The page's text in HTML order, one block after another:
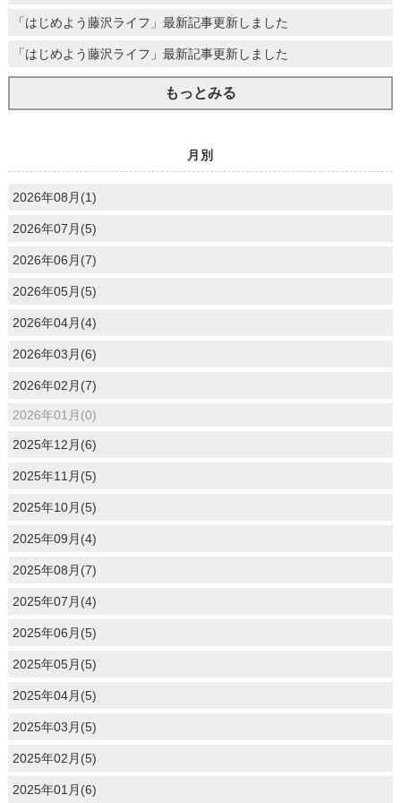
「はじめよう藤沢ライフ」最新記事更新しました
「はじめよう藤沢ライフ」最新記事更新しました
もっとみる
月別
2026年08月(1)
2026年07月(5)
2026年06月(7)
2026年05月(5)
2026年04月(4)
2026年03月(6)
2026年02月(7)
2026年01月(0)
2025年12月(6)
2025年11月(5)
2025年10月(5)
2025年09月(4)
2025年08月(7)
2025年07月(4)
2025年06月(5)
2025年05月(5)
2025年04月(5)
2025年03月(5)
2025年02月(5)
2025年01月(6)